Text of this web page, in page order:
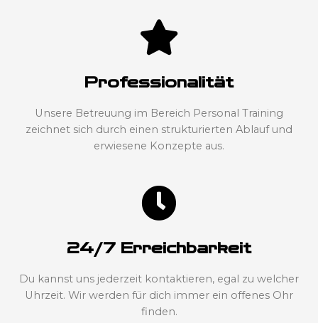
Professionalität
Unsere Betreuung im Bereich Personal Training
zeichnet sich durch einen strukturierten Ablauf und
erwiesene Konzepte aus.
24/7 Erreichbarkeit
Du kannst uns jederzeit kontaktieren, egal zu welcher
Uhrzeit. Wir werden für dich immer ein offenes Ohr
finden.